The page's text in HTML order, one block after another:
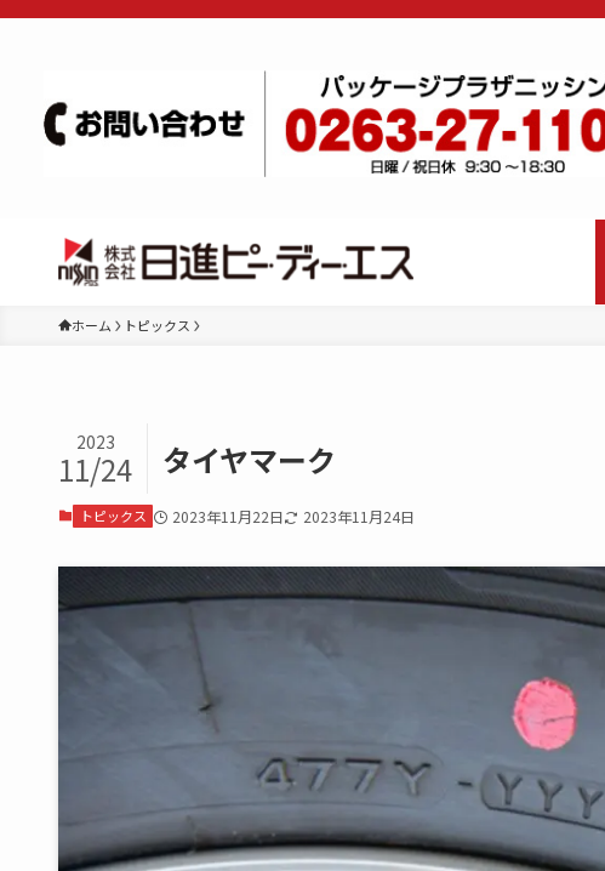
ホーム トピックス
タイヤマーク
2023
11/24
トピックス 2023年11月22日 2023年11月24日